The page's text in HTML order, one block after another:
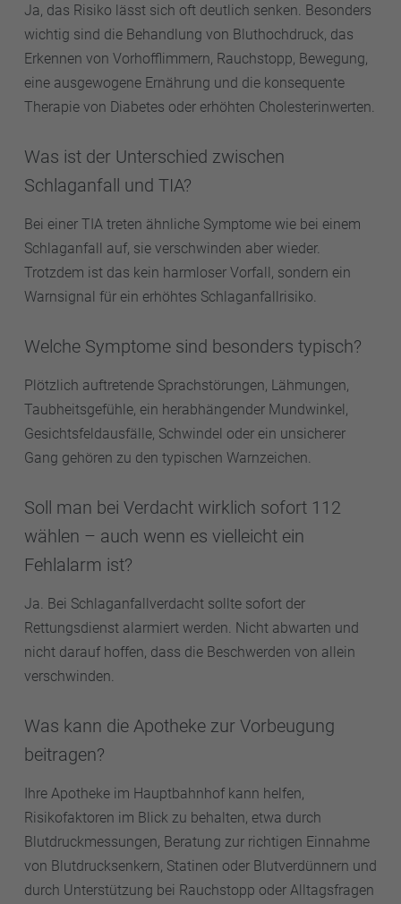
Ja, das Risiko lässt sich oft deutlich senken. Besonders
wichtig sind die Behandlung von Bluthochdruck, das
Erkennen von Vorhofflimmern, Rauchstopp, Bewegung,
eine ausgewogene Ernährung und die konsequente
Therapie von Diabetes oder erhöhten Cholesterinwerten.
Was ist der Unterschied zwischen
Schlaganfall und TIA?
Bei einer TIA treten ähnliche Symptome wie bei einem
Schlaganfall auf, sie verschwinden aber wieder.
Trotzdem ist das kein harmloser Vorfall, sondern ein
Warnsignal für ein erhöhtes Schlaganfallrisiko.
Welche Symptome sind besonders typisch?
Plötzlich auftretende Sprachstörungen, Lähmungen,
Taubheitsgefühle, ein herabhängender Mundwinkel,
Gesichtsfeldausfälle, Schwindel oder ein unsicherer
Gang gehören zu den typischen Warnzeichen.
Soll man bei Verdacht wirklich sofort 112
wählen – auch wenn es vielleicht ein
Fehlalarm ist?
Ja. Bei Schlaganfallverdacht sollte sofort der
Rettungsdienst alarmiert werden. Nicht abwarten und
nicht darauf hoffen, dass die Beschwerden von allein
verschwinden.
Was kann die Apotheke zur Vorbeugung
beitragen?
Ihre Apotheke im Hauptbahnhof kann helfen,
Risikofaktoren im Blick zu behalten, etwa durch
Blutdruckmessungen, Beratung zur richtigen Einnahme
von Blutdrucksenkern, Statinen oder Blutverdünnern und
durch Unterstützung bei Rauchstopp oder Alltagsfragen